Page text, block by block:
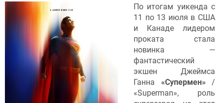
По итогам уикенда с
11 по 13 июля в США
и Канаде лидером
проката стала
новинка —
фантастический
экшен Джеймса
Ганна «Супермен» /
«Superman», роль